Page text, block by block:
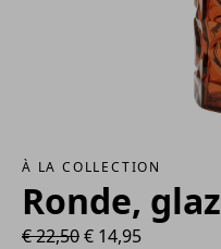
À LA COLLECTION
Ronde,
€22,50Oorspronkelijke
€ 14,95Huidige